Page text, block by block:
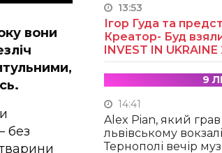
вони
без
13:53
Ігор Гуда та
Креатор- Буд
INVEST IN
9
14:41
Alex Pian, який
львівському
Тернополі вечір